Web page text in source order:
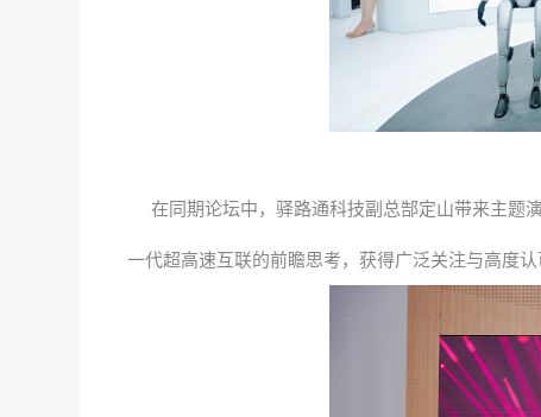
在同期论坛中，驿路通科技副总郜定山带来主题
一代超高速互联的前瞻思考，获得广泛关注与高度认